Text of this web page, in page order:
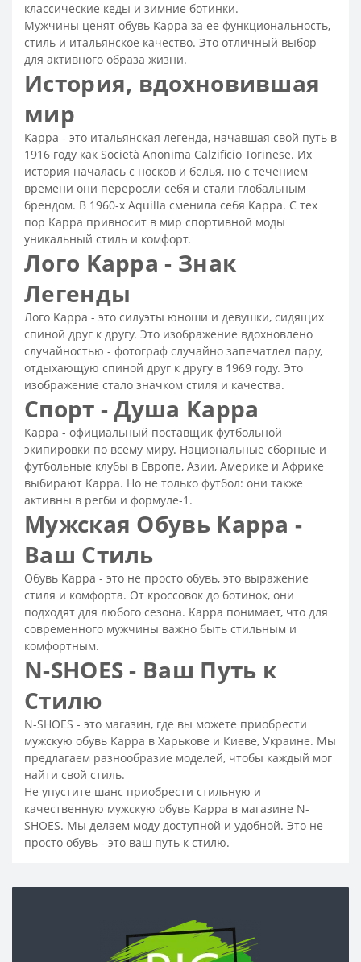
Зимние мужские ботинки на молнии
Ботинки зимние мужские
Кожаные ботинки на шнуровке мужские
Кожаные ботинки мужские
Спортивные туфли мужские
Классические коричневые мужские туфли
Мужская полуклассическая обувь
Туфли мужские кожаные классические от польских
производителей
Модные и стильные туфли
Классические черные туфли мужские
Модные мужские туфли на весну
Повседневные туфли мужские из натуральной кожи
Мужские бордовые туфли
Мужские туфли с перфорацией
Мужские туфли под костюм
Мужские остроносые туфли
Мужская обувь под костюм
Мужские свадебные туфли
Летняя мужская классическая обувь
Классические черные туфли
Классические мужские ботинки
Туфли мужские классические
Мужские классические кожаные туфли
Мужские летние мокасины
Мужская обувь на лето
Мужская туфли на лето
Лоферы мужские коричневые
Лоферы мужские кожаные
Лоферы мужские летние
Замшевые лоферы мужские
Мужская летняя обувь распродажа
Мужская обувь luxury-класса
классические кеды и зимние ботинки.
Мужчины ценят обувь Kappa за ее функциональность,
стиль и итальянское качество. Это отличный выбор
для активного образа жизни.
История, вдохновившая
мир
Kappa - это итальянская легенда, начавшая свой путь в
1916 году как Società Anonima Calzificio Torinese. Их
история началась с носков и белья, но с течением
времени они переросли себя и стали глобальным
брендом. В 1960-х Aquilla сменила себя Kappa. С тех
пор Kappa привносит в мир спортивной моды
уникальный стиль и комфорт.
Лого Kappa - Знак
Легенды
Лого Kappa - это силуэты юноши и девушки, сидящих
спиной друг к другу. Это изображение вдохновлено
случайностью - фотограф случайно запечатлел пару,
отдыхающую спиной друг к другу в 1969 году. Это
изображение стало значком стиля и качества.
Спорт - Душа Kappa
Kappa - официальный поставщик футбольной
экипировки по всему миру. Национальные сборные и
футбольные клубы в Европе, Азии, Америке и Африке
выбирают Kappa. Но не только футбол: они также
активны в регби и формуле-1.
Мужская Обувь Kappa -
Ваш Стиль
Обувь Kappa - это не просто обувь, это выражение
стиля и комфорта. От кроссовок до ботинок, они
подходят для любого сезона. Kappa понимает, что для
современного мужчины важно быть стильным и
комфортным.
N-SHOES - Ваш Путь к
Стилю
N-SHOES - это магазин, где вы можете приобрести
мужскую обувь Kappa в Харькове и Киеве, Украине. Мы
предлагаем разнообразие моделей, чтобы каждый мог
найти свой стиль.
Не упустите шанс приобрести стильную и
качественную мужскую обувь Kappa в магазине N-
SHOES. Мы делаем моду доступной и удобной. Это не
просто обувь - это ваш путь к стилю.